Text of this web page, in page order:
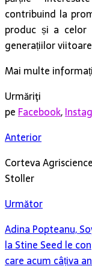
contribuind la
produc și a celor
generațiilor
Mai multe
Urmăriţi
pe Facebook,
Anterior
Corteva
Stoller
Următor
Adina Popteanu,
la Stine Seed le
care acum câțiva